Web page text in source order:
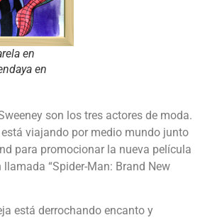
en
en
son los tres actores de moda.
viajando por medio mundo junto
para promocionar la nueva película
“Spider-Man: Brand New
está derrochando encanto y